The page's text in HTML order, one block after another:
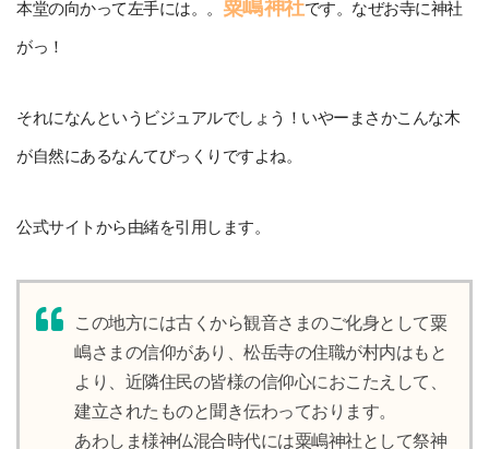
本堂の向かって左手には。。 粟嶋神社です。なぜお寺に神社
がっ！
それになんというビジュアルでしょう！いやーまさかこんな木
が自然にあるなんてびっくりですよね。
公式サイトから由緒を引用します。
この地方には古くから観音さまのご化身として粟
嶋さまの信仰があり、松岳寺の住職が村内はもと
より、近隣住民の皆様の信仰心におこたえして、
建立されたものと聞き伝わっております。
あわしま様神仏混合時代には粟嶋神社として祭神